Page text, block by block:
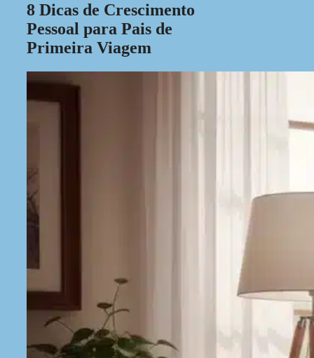
8 Dicas de Crescimento
Pessoal para Pais de
Primeira Viagem